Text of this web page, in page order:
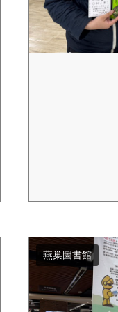
燕巢圖書館